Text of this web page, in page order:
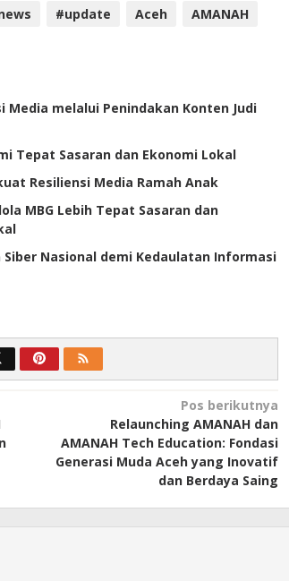
#update Aceh
AMANAH
Media melalui Penindakan Konten Judi
Tepat Sasaran dan Ekonomi Lokal
Resiliensi Media Ramah Anak
MBG Lebih Tepat Sasaran dan
Nasional demi Kedaulatan Informasi
Pos berikutnya
Relaunching AMANAH dan
AMANAH Tech Education: Fondasi
Generasi Muda Aceh yang Inovatif
dan Berdaya Saing